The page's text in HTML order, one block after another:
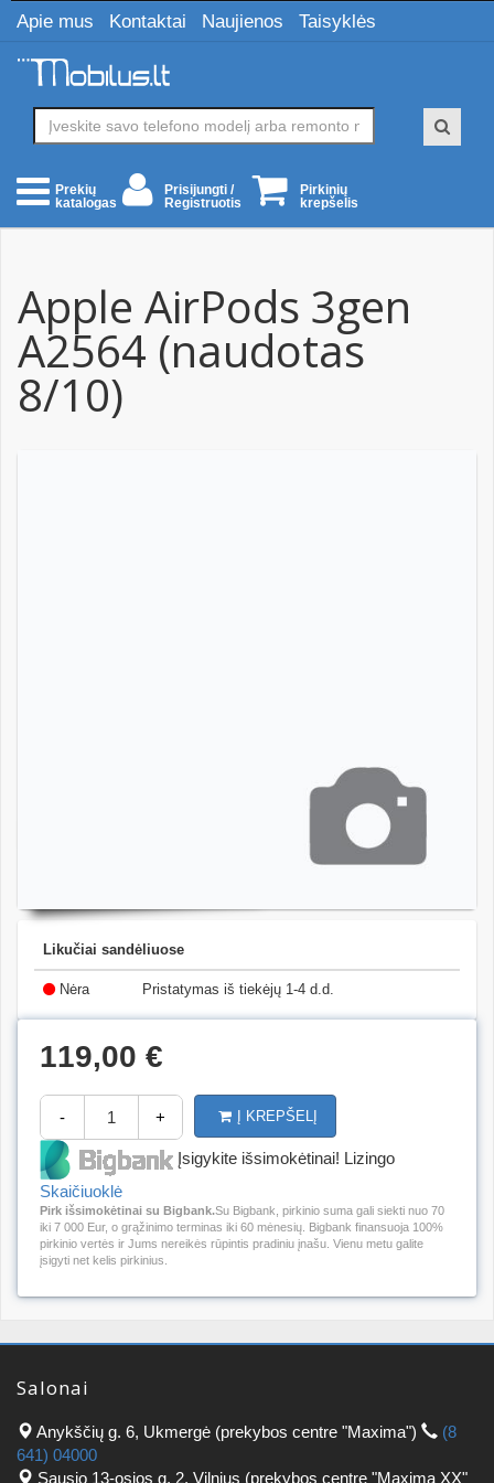
Apie mus Kontaktai Naujienos Taisyklės
Prekių
katalogas
Prisijungti /
Registruotis
Pirkinių
krepšelis
Apple AirPods 3gen
A2564 (naudotas
8/10)
Likučiai sandėliuose
Nėra Pristatymas iš tiekėjų 1-4 d.d.
119,00 €
- + Į KREPŠELĮ
Įsigykite išsimokėtinai! Lizingo
Skaičiuoklė
Pirk išsimokėtinai su Bigbank.Su Bigbank, pirkinio suma gali siekti nuo 70
iki 7 000 Eur, o grąžinimo terminas iki 60 mėnesių. Bigbank finansuoja 100%
pirkinio vertės ir Jums nereikės rūpintis pradiniu įnašu. Vienu metu galite
įsigyti net kelis pirkinius.
Salonai
Anykščių g. 6, Ukmergė (prekybos centre "Maxima")
(8
641) 04000
Sausio 13-osios g. 2, Vilnius (prekybos centre "Maxima XX"